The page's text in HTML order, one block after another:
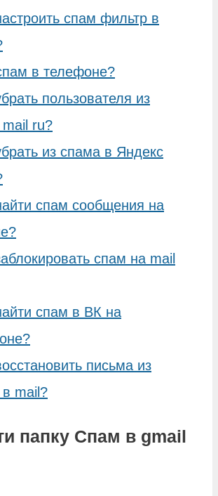
спам фильтр в
в телефоне?
пользователя из
ru?
из спама в Яндекс
спам сообщения на
спам на mail
спам в ВК на
письма из
mail?
папку Спам в gmail